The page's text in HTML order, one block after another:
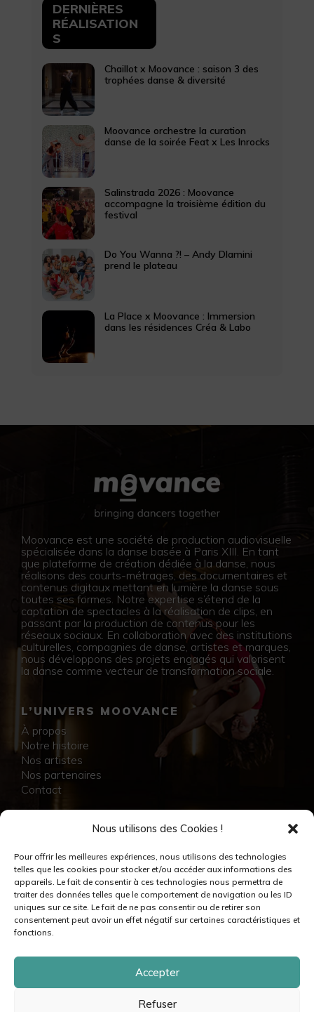
Nous utilisons des Cookies !
Pour offrir les meilleures expériences, nous utilisons des technologies
telles que les cookies pour stocker et/ou accéder aux informations des
appareils. Le fait de consentir à ces technologies nous permettra de
traiter des données telles que le comportement de navigation ou les ID
uniques sur ce site. Le fait de ne pas consentir ou de retirer son
consentement peut avoir un effet négatif sur certaines caractéristiques et
fonctions.
Accepter
Refuser
DERNIÈRES
RÉALISATION
S
Chaillot x Moovance : saison 3 des
trophées danse & diversité
Moovance orchestre la curation
danse de la soirée Feat x Les Inrocks
Salinstrada 2026 : Moovance
accompagne la troisième édition du
festival
Do You Wanna ?! – Andy Dlamini
prend le plateau
La Place x Moovance : Immersion
dans les résidences Créa & Labo
Moovance est une société de production audiovisuelle
spécialisée dans la danse basée à Paris XIII. En tant
que plateforme de création dédiée à la danse, nous
réalisons des courts-métrages, des documentaires et
contenus digitaux mettant en lumière la danse sous
toutes ses formes. Notre expertise s’étend de la
captation de spectacles à la réalisation de clips, en
passant par la production de contenus pour les
réseaux sociaux. En collaboration avec des institutions
culturelles, compagnies de danse, artistes et marques,
nous développons des projets engagés qui valorisent
la danse comme vecteur de transformation sociale.
L’UNIVERS MOOVANCE
À propos
Notre histoire
Nos artistes
Nos partenaires
Contact
NOS RÉALISATIONS
Immersion
Accompagnement artistique
Production créative
Danseuses et danseurs
Musiciennes et musiciens
Créatrices et créateurs